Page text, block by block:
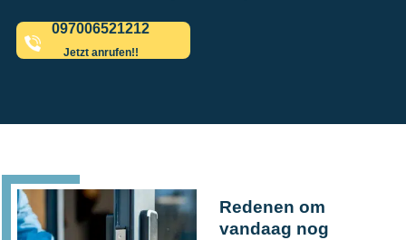
097006521212
Jetzt anrufen!!
Redenen om
vandaag nog